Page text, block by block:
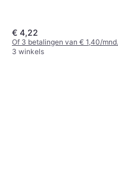
€ 4,22
Of 3 betalingen van € 1,40/mnd.
3 winkels